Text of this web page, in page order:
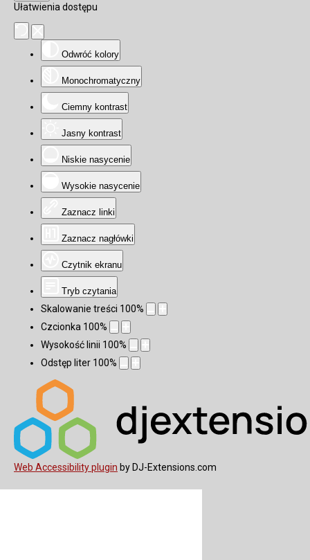
Ułatwienia dostępu
Odwróć kolory
Monochromatyczny
Ciemny kontrast
Jasny kontrast
Niskie nasycenie
Wysokie nasycenie
Zaznacz linki
Zaznacz nagłówki
Czytnik ekranu
Tryb czytania
Skalowanie treści 100%
Czcionka 100%
Wysokość linii 100%
Odstęp liter 100%
Web Accessibility plugin by DJ-Extensions.com